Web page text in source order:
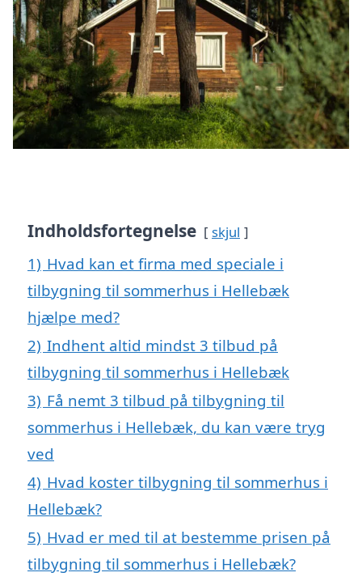
Indholdsfortegnelse skjul
1) Hvad kan et firma med speciale i
tilbygning til sommerhus i Hellebæk
hjælpe med?
2) Indhent altid mindst 3 tilbud på
tilbygning til sommerhus i Hellebæk
3) Få nemt 3 tilbud på tilbygning til
sommerhus i Hellebæk, du kan være tryg
ved
4) Hvad koster tilbygning til sommerhus i
Hellebæk?
5) Hvad er med til at bestemme prisen på
tilbygning til sommerhus i Hellebæk?